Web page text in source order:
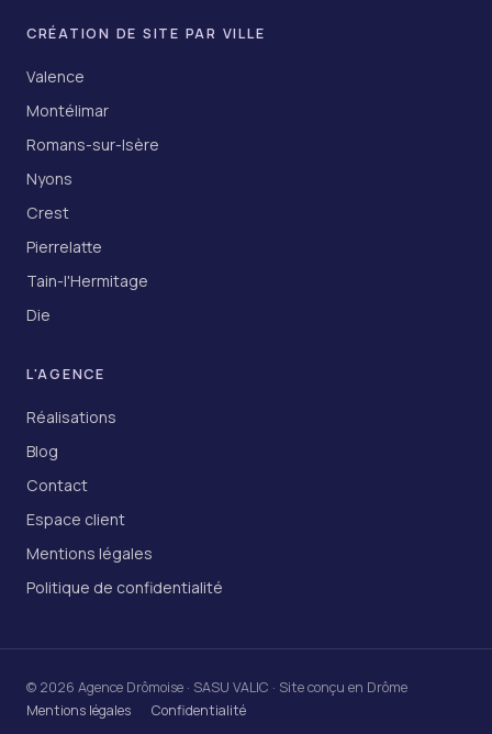
CRÉATION DE SITE PAR VILLE
Valence
Montélimar
Romans-sur-Isère
Nyons
Crest
Pierrelatte
Tain-l'Hermitage
Die
L'AGENCE
Réalisations
Blog
Contact
Espace client
Mentions légales
Politique de confidentialité
© 2026 Agence Drômoise · SASU VALIC · Site conçu en Drôme
Mentions légales
Confidentialité